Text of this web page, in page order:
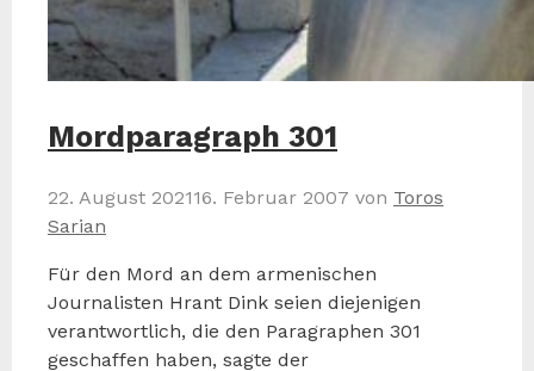
Mordparagraph 301
22. August 202116. Februar 2007 von Toros
Sarian
Für den Mord an dem armenischen
Journalisten Hrant Dink seien diejenigen
verantwortlich, die den Paragraphen 301
geschaffen haben, sagte der